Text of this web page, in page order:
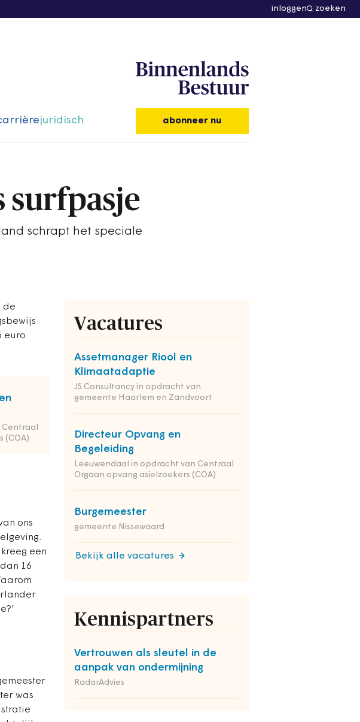
inloggen zoeken
juridisch abonneer nu
surfpasje
schrapt het speciale
de
euro
Centraal
(COA)
Vacatures
Assetmanager Riool en
Klimaatadaptie
JS Consultancy in opdracht van
gemeente Haarlem en Zandvoort
Directeur Opvang en
Begeleiding
Leeuwendaal in opdracht van Centraal
Orgaan opvang asielzoekers (COA)
Burgemeester
gemeente Nissewaard
Bekijk alle vacatures
Kennispartners
Vertrouwen als sleutel in de
aanpak van ondermijning
RadarAdvies
ons
een
16
was